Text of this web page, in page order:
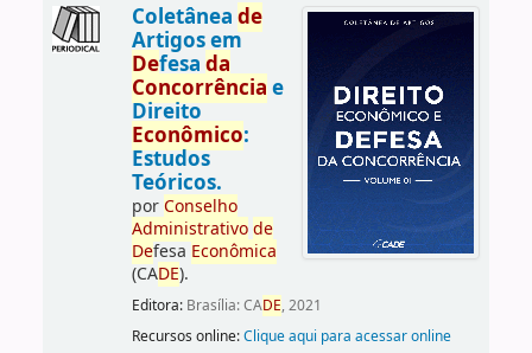
Coletânea de
Artigos em
Defesa da
Concorrência e
Direito
Econômico:
Estudos
Teóricos.
porConselho
Administrativo de
Defesa Econômica
(CADE).
Editora: Brasília: CADE, 2021
Recursos online:Clique aqui para acessar online